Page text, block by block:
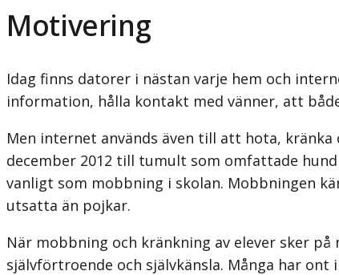
Motivering
Idag finns datorer i nästan varje hem och
information, hålla kontakt med vänner, att
Men internet används även till att hota,
december 2012 till tumult som omfattade
vanligt som mobbning i skolan. Mobbningen
utsatta än pojkar.
När mobbning och kränkning av elever sker
självförtroende och självkänsla. Många har